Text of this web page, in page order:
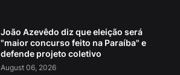
João Azevêdo diz que eleição será
"maior concurso feito na Paraíba" e
defende projeto coletivo
August 06, 2026